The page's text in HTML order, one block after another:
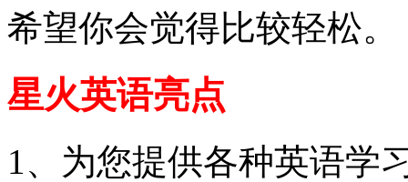
希望你会觉得比较轻松。
星火英语亮点
1、为您提供各种英语学